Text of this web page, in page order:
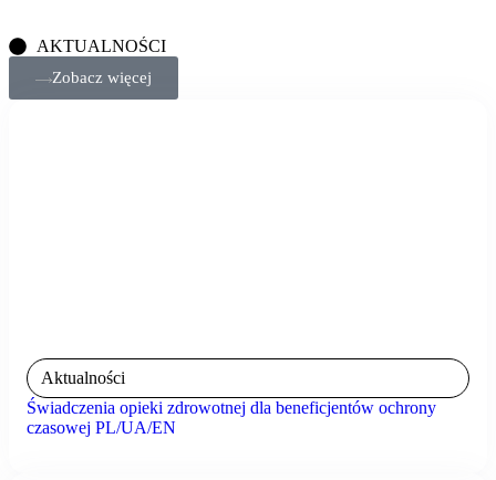
AKTUALNOŚCI
Zobacz więcej
Aktualności
Świadczenia opieki zdrowotnej dla beneficjentów ochrony
czasowej PL/UA/EN